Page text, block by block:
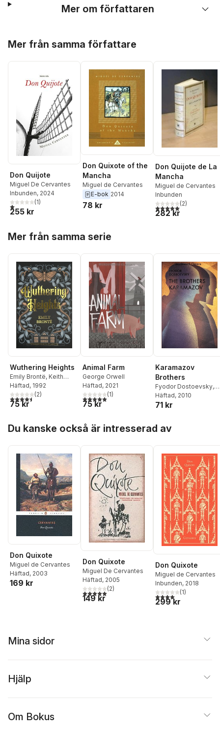
Mer om författaren
Mer från samma författare
Don Quijote
Miguel De Cervantes
Inbunden, 2024
1,0utav 5 stjärnor. Totalt antal röster:
(1)
255 kr
Don Quixote of the
Mancha
Miguel de Cervantes
E-bok 2014
78 kr
Don Quijote de La
Mancha
Miguel de Cervantes
Inbunden
5,0utav 5 stjärnor.
(2)
282 kr
Mer från samma serie
Wuthering Heights
Emily Brontë, Keith
Carabine
Häftad, 1992
4,5utav 5 stjärnor. Totalt antal röster:
(2)
75 kr
Animal Farm
George Orwell
Häftad, 2021
5,0utav 5 stjärnor. Totalt antal röster:
(1)
75 kr
Karamazov
Brothers
Fyodor Dostoevsky,
Keith Carabine
Häftad, 2010
71 kr
Du kanske också är intresserad av
Don Quixote
Miguel de Cervantes
Häftad, 2003
169 kr
Don Quixote
Miguel De Cervantes
Häftad, 2005
5,0utav 5 stjärnor. Totalt antal röster:
(2)
149 kr
Don Quixote
Miguel de Cervantes
Inbunden, 2018
4,0utav 5 stjärnor.
(1)
299 kr
Mina sidor
Hjälp
Om Bokus